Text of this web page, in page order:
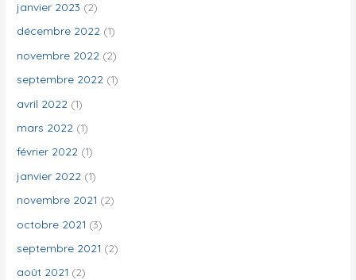
janvier 2023 (2)
décembre 2022 (1)
novembre 2022 (2)
septembre 2022 (1)
avril 2022 (1)
mars 2022 (1)
février 2022 (1)
janvier 2022 (1)
novembre 2021 (2)
octobre 2021 (3)
septembre 2021 (2)
août 2021 (2)